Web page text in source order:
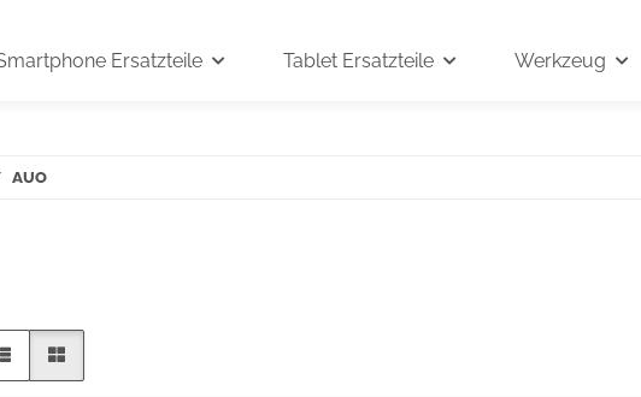
Ersatzteile Tablet Ersatzteile Werkzeug
AUO